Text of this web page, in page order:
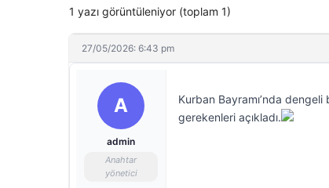
1 yazı görüntüleniyor (toplam 1)
27/05/2026: 6:43 pm
A
admin
Anahtar
yönetici
Kurban Bayramı’nda
gerekenleri açıkladı.